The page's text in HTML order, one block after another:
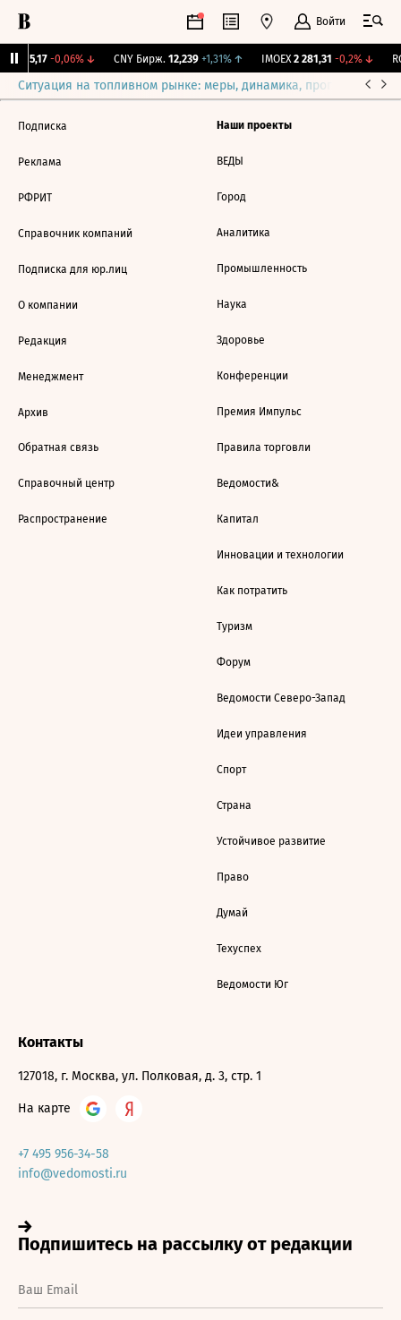
Войти
115,17 -0,06%↓ CNY Бирж. 12,239 +1,31%↑ IMOEX 2 281,31 -0,2%↓
Ситуация на топливном рынке: меры, динамика, прогнозы
Подписка
Реклама
РФРИТ
Справочник компаний
Подписка для юр.лиц
О компании
Редакция
Менеджмент
Архив
Обратная связь
Справочный центр
Распространение
Наши проекты
ВЕДЫ
Город
Аналитика
Промышленность
Наука
Здоровье
Конференции
Премия Импульс
Правила торговли
Ведомости&
Капитал
Инновации и технологии
Как потратить
Туризм
Форум
Ведомости Северо-Запад
Идеи управления
Спорт
Страна
Устойчивое развитие
Право
Думай
Техуспех
Ведомости Юг
Контакты
127018, г. Москва, ул. Полковая, д. 3, стр. 1
На карте
+7 495 956-34-58
info@vedomosti.ru